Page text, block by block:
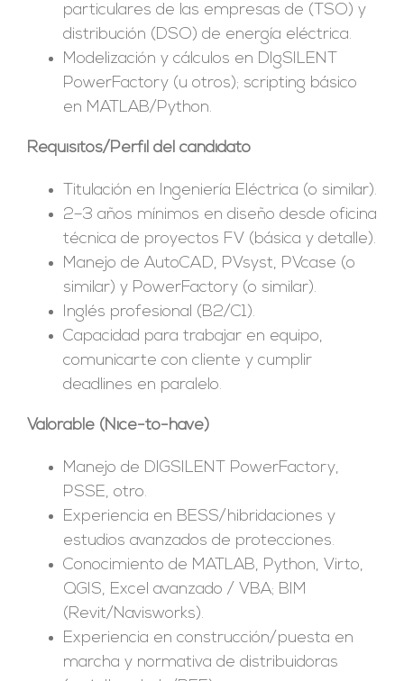
particulares de las empresas de (TSO) y
distribución (DSO) de energía eléctrica.
Modelización y cálculos en DIgSILENT
PowerFactory (u otros); scripting básico
en MATLAB/Python.
Requisitos/Perfil del candidato
Titulación en Ingeniería Eléctrica (o similar).
2–3 años mínimos en diseño desde oficina
técnica de proyectos FV (básica y detalle).
Manejo de AutoCAD, PVsyst, PVcase (o
similar) y PowerFactory (o similar).
Inglés profesional (B2/C1).
Capacidad para trabajar en equipo,
comunicarte con cliente y cumplir
deadlines en paralelo.
Valorable (Nice-to-have)
Manejo de DIGSILENT PowerFactory,
PSSE, otro.
Experiencia en BESS/hibridaciones y
estudios avanzados de protecciones.
Conocimiento de MATLAB, Python, Virto,
QGIS, Excel avanzado / VBA; BIM
(Revit/Navisworks).
Experiencia en construcción/puesta en
marcha y normativa de distribuidoras